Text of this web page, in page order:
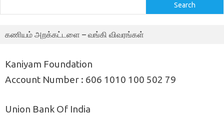
Search
கணியம் அறக்கட்டளை – வங்கி விவரங்கள்
Kaniyam Foundation
Account Number : 606 1010 100 502 79
Union Bank Of India